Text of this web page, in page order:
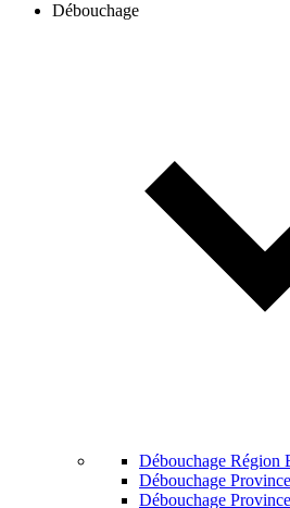
Débouchage
Débouchage Région
Débouchage
Débouchage